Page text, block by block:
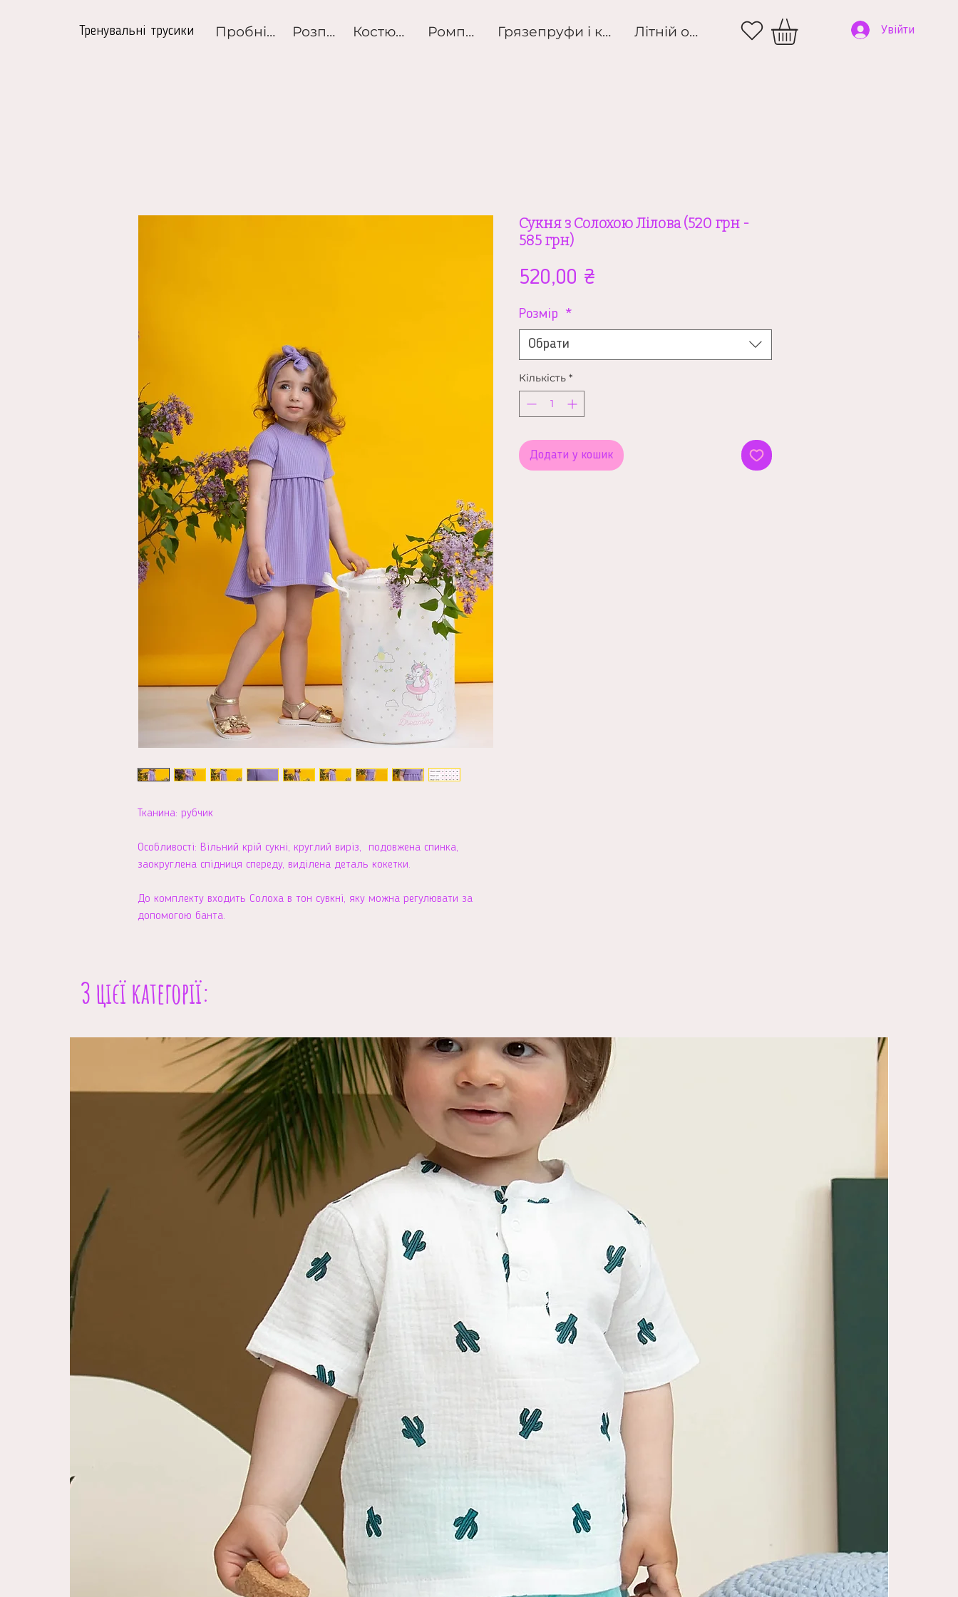
Тренувальні трусики Пробні набори Розпродаж Костюми Ромпери Грязепруфи і курткиЛітній одяг Увійти
Тканина: рубчик
Особливості: Вільний крій сукні, круглий виріз, подовжена спинка,
заокруглена спідниця спереду, виділена деталь кокетки.
До комплекту входить Солоха в тон сувкні, яку можна регулювати за
допомогою банта.
Сукня з Солохою Лілова (520 грн -
585 грн)
520,00 ₴
Розмір *
Обрати
Кількість *
Додати у кошик
З цієї категорії: